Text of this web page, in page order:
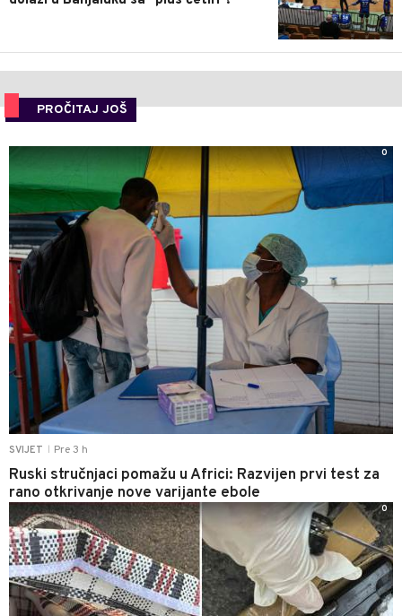
PROČITAJ JOŠ
SVIJET Pre 3 h
Ruski stručnjaci pomažu u Africi: Razvijen prvi test za
rano otkrivanje nove varijante ebole
0
0